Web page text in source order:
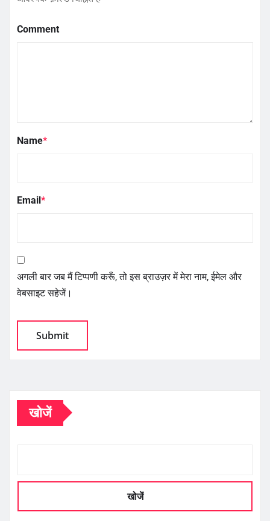
Comment
Name*
Email*
अगली बार जब मैं टिप्पणी करूँ, तो इस ब्राउज़र में मेरा नाम, ईमेल और
वेबसाइट सहेजें।
खोजें
खोजें